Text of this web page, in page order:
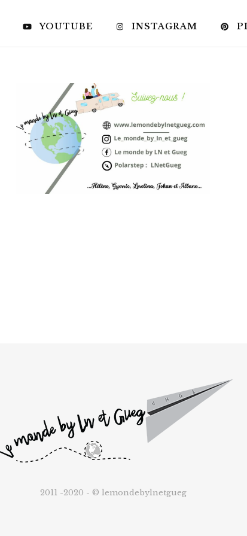
YOUTUBE INSTAGRAM
2011 -2020 - © lemondebylnetgueg